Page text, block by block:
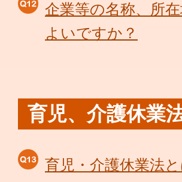
企業等の名称、所
よいですか？
育児、介護休業
育児・介護休業法と